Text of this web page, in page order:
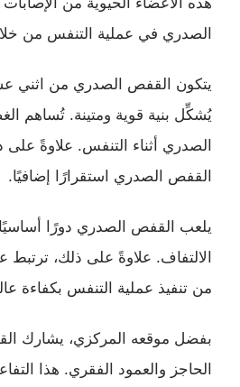
الصدري في عملية التنفس من
يتكون القفص الصدري من اثني
يُشكِّل بنية قوية ومتينة. تُساهم
الصدري أثناء التنفس. علاوةً
القفص الصدري استقرارًا إضافيًا.
يلعب القفص الصدري دورًا أساسيًا
الالتفاف. علاوةً على ذلك،
من تنفيذ عملية التنفس بكفاءة
بفضل موقعه المركزي، يشارك
الحاجز والعمود الفقري. هذا